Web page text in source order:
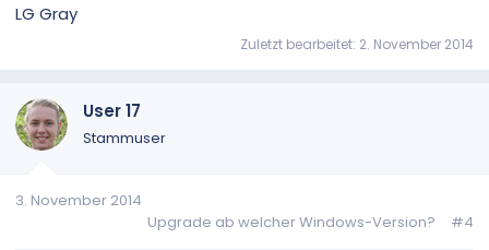
LG Gray
Zuletzt bearbeitet: 2. November 2014
User 17
Stammuser
3. November 2014
Upgrade ab welcher Windows-Version?
#4